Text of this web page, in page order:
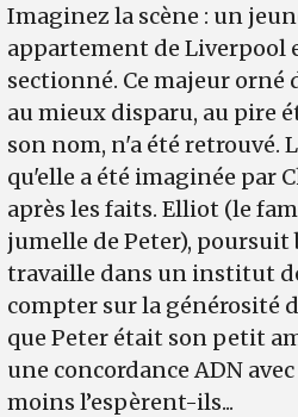
Imaginez la scène : un
appartement de Liverpool
sectionné. Ce majeur orné
au mieux disparu, au pire
son nom, n'a été retrouvé.
qu'elle a été imaginée par
après les faits. Elliot (le
jumelle de Peter),
travaille dans un institut
compter sur la générosité
que Peter était son petit
une concordance ADN
moins l’espèrent-ils...